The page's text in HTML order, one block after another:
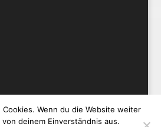
Wenn du die Website weiter
deinem Einverständnis aus.